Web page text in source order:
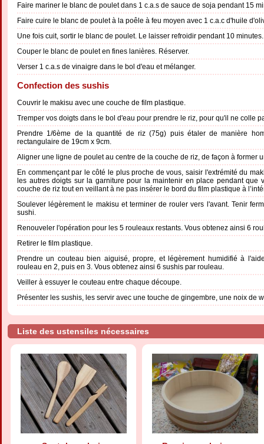
Faire mariner le blanc de poulet dans 1 c.a.s de sauce de soja pendant 15
Faire cuire le blanc de poulet à la poêle à feu moyen avec 1 c.a.c d'huile
Une fois cuit, sortir le blanc de poulet. Le laisser refroidir pendant 10 minutes.
Couper le blanc de poulet en fines lanières. Réserver.
Verser 1 c.a.s de vinaigre dans le bol d'eau et mélanger.
Confection des sushis
Couvrir le makisu avec une couche de film plastique.
Tremper vos doigts dans le bol d'eau pour prendre le riz, pour qu'il ne colle
Prendre 1/6ème de la quantité de riz (75g) puis étaler de manière
rectangulaire de 19cm x 9cm.
Aligner une ligne de poulet au centre de la couche de riz, de façon à former
En commençant par le côté le plus proche de vous, saisir l'extrémité du
les autres doigts sur la garniture pour la maintenir en place pendant que
couche de riz tout en veillant à ne pas insérer le bord du film plastique à
Soulever légèrement le makisu et terminer de rouler vers l'avant. Tenir
sushi.
Renouveler l'opération pour les 5 rouleaux restants. Vous obtenez ainsi 6
Retirer le film plastique.
Prendre un couteau bien aiguisé, propre, et légèrement humidifié à
rouleau en 2, puis en 3. Vous obtenez ainsi 6 sushis par rouleau.
Veiller à essuyer le couteau entre chaque découpe.
Présenter les sushis, les servir avec une touche de gingembre, une noix de
Liste des ustensiles nécessaires